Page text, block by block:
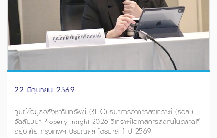
22 มิถุนายน 2569
ศูนย์ข้อมูลอสังหาริมทรัพย์ (REIC) ธนาคารอาคารสงเคราะห์ (ธอส.)
จัดสัมมนา Property Insight 2026 วิเคราะห์โอกาสการลงทุนในตลาดที่
อยู่อาศัย กรุงเทพฯ-ปริมณฑล ไตรมาส 1 ปี 2569